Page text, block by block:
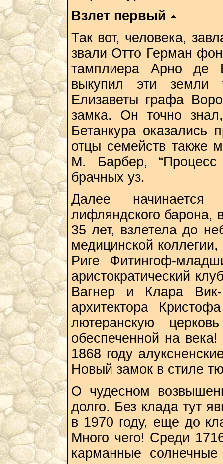
Взлет первый
Так вот, человека,
звали Отто Герман
тамплиера Арно де
выкупил эти земли
Елизаветы графа
замка. Он точно
Бетанкура оказались
отцы семейств также
М. Барбер, “Процесс
брачных уз.
Далее начинается
лифляндского барона,
35 лет, взлетела до
медицинской
Риге Фитингоф-
аристократический
Вагнер и Клара
архитектора
лютеранскую
обеспеченной на
1868 году
Новый замок в стиле
О чудесном
долго. Без клада тут
в 1970 году, еще до
Много чего! Среди
карманные